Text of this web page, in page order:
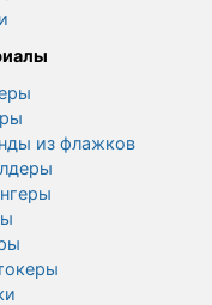
из флажков